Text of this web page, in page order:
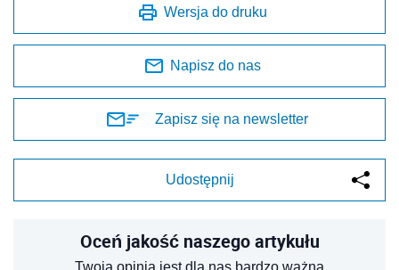
Wersja do druku
Napisz do nas
Zapisz się na newsletter
Udostępnij
Oceń jakość naszego artykułu